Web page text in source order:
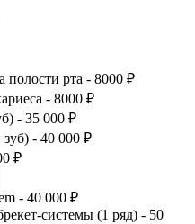
полости рта - 8000 ₽
- 8000 ₽
- 35 000 ₽
зуб) - 40 000 ₽
₽
- 40 000 ₽
системы (1 ряд) - 50